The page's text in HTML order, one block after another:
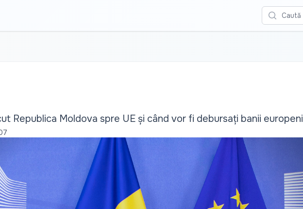
Caută
Republica Moldova spre UE și când vor fi debursați banii europeni